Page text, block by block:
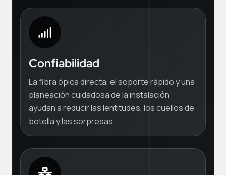
Confiabilidad
La fibra ópica directa, el soporte rápido y una
planeación cuidadosa de la instalación
ayudan a reducir las lentitudes, los cuellos de
botella y las sorpresas.